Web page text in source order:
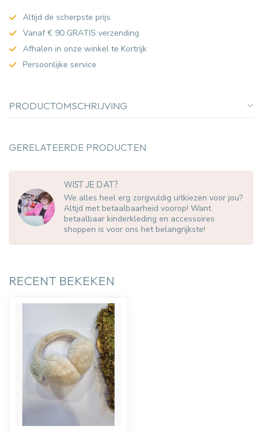
Altijd de scherpste prijs
Vanaf € 90 GRATIS verzending
Afhalen in onze winkel te Kortrijk
Persoonlijke service
PRODUCTOMSCHRIJVING
GERELATEERDE PRODUCTEN
WIST JE DAT?
We alles heel erg zorgvuldig uitkiezen voor jou?
Altijd met betaalbaarheid voorop! Want
betaalbaar kinderkleding en accessoires
shoppen is voor ons het belangrijkste!
RECENT BEKEKEN